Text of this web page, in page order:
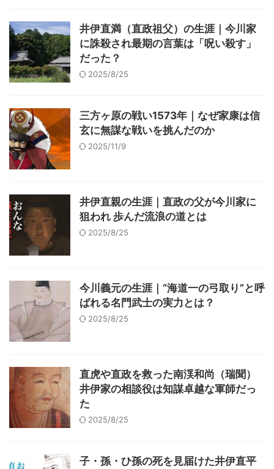
井伊直満（直政祖父）の生涯｜今川家
に誅殺され最期の言葉は「呪い殺す」
だった？
2025/8/25
三方ヶ原の戦い1573年｜なぜ家康は信
玄に無謀な戦いを挑んだのか
2025/11/9
井伊直親の生涯｜直政の父が今川家に
狙われ 歩んだ流浪の道とは
2025/8/25
今川義元の生涯｜“海道一の弓取り”と呼
ばれる名門武士の実力とは？
2025/8/25
直虎や直政を救った南渓和尚（瑞聞）
井伊家の相談役は知謀卓越な軍師だっ
た
2025/8/25
子・孫・ひ孫の死を見届けた井伊直平